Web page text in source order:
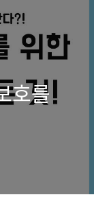
호를